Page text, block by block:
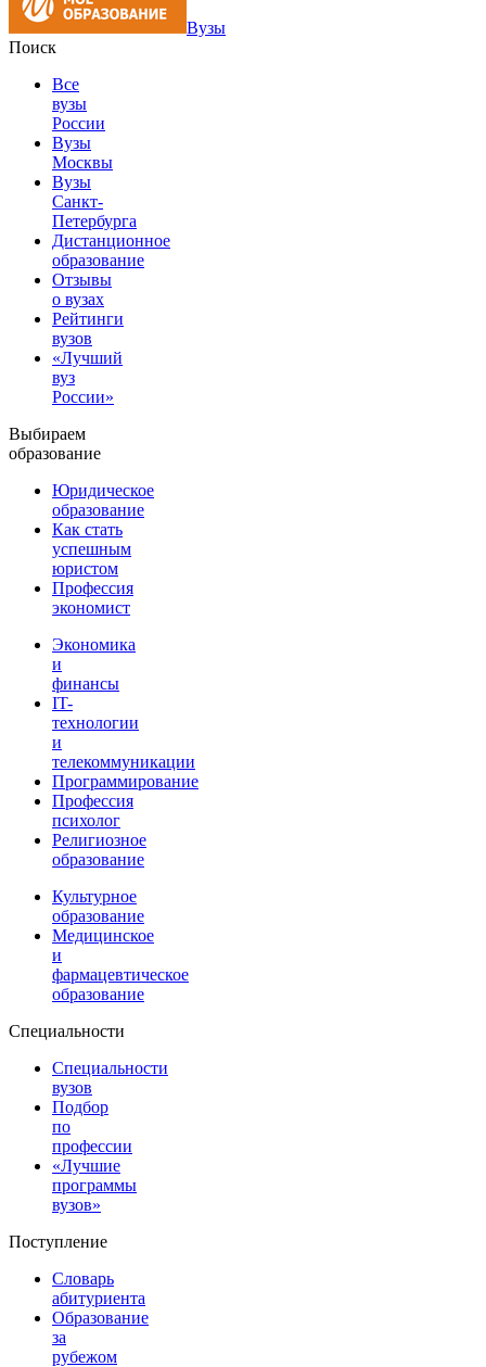
Вузы
Поиск
Все
вузы
России
Вузы
Москвы
Вузы
Санкт-
Петербурга
Дистанционное
образование
Отзывы
о вузах
Рейтинги
вузов
«Лучший
вуз
России»
Выбираем
образование
Юридическое
образование
Как стать
успешным
юристом
Профессия
экономист
Экономика
и
финансы
IT-
технологии
и
телекоммуникации
Программирование
Профессия
психолог
Религиозное
образование
Культурное
образование
Медицинское
и
фармацевтическое
образование
Специальности
Специальности
вузов
Подбор
по
профессии
«Лучшие
программы
вузов»
Поступление
Словарь
абитуриента
Образование
за
рубежом